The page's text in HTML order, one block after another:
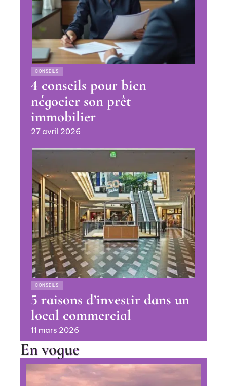
CONSEILS
4 conseils pour bien
négocier son prêt
immobilier
27 avril 2026
CONSEILS
5 raisons d’investir dans un
local commercial
11 mars 2026
En vogue